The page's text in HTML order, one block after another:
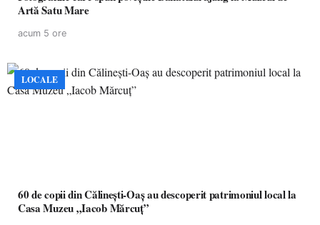
Artă Satu Mare
acum 5 ore
LOCALE
60 de copii din Călinești-Oaș au descoperit patrimoniul local la
Casa Muzeu „Iacob Mărcuț”